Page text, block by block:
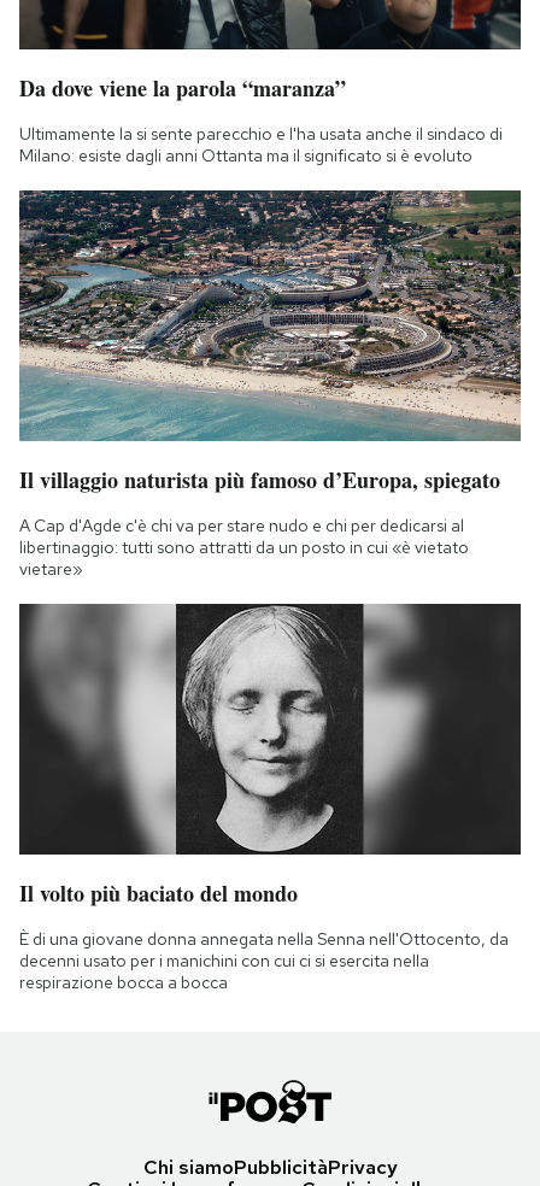
Da dove viene la parola “maranza”
Ultimamente la si sente parecchio e l'ha usata anche il sindaco di
Milano: esiste dagli anni Ottanta ma il significato si è evoluto
Il villaggio naturista più famoso d’Europa, spiegato
A Cap d'Agde c'è chi va per stare nudo e chi per dedicarsi al
libertinaggio: tutti sono attratti da un posto in cui «è vietato
vietare»
Il volto più baciato del mondo
È di una giovane donna annegata nella Senna nell'Ottocento, da
decenni usato per i manichini con cui ci si esercita nella
respirazione bocca a bocca
Chi siamoPubblicitàPrivacy